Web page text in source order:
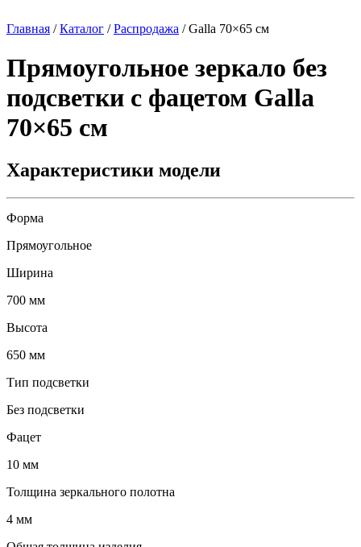
Главная /Каталог /Распродажа /Galla 70×65 см
Прямоугольное зеркало без
подсветки с фацетом Galla
70×65 см
Характеристики модели
Форма
Прямоугольное
Ширина
700 мм
Высота
650 мм
Тип подсветки
Без подсветки
Фацет
10 мм
Толщина зеркального полотна
4 мм